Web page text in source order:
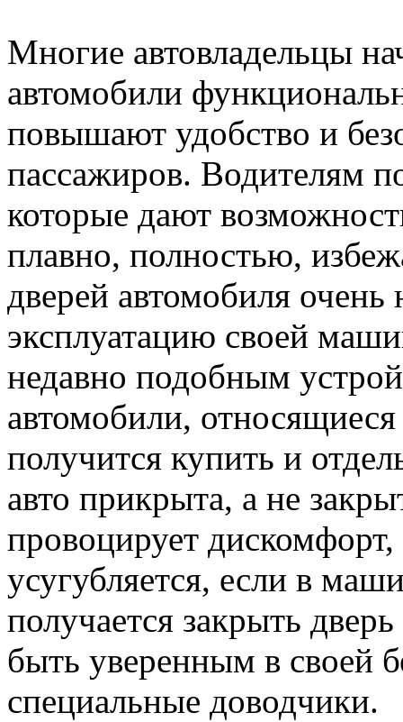
Многие автовладельцы
автомобили
повышают удобство и
пассажиров. Водителям
которые дают
плавно, полностью,
дверей автомобиля
эксплуатацию своей
недавно подобным
автомобили,
получится купить и
авто прикрыта, а не
провоцирует
усугубляется, если в
получается закрыть
быть уверенным в своей
специальные доводчики.